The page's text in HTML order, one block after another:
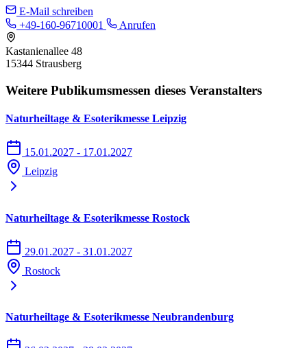
E-Mail schreiben
+49-160-96710001
Anrufen
Kastanienallee 48
15344 Strausberg
Weitere Publikumsmessen dieses Veranstalters
Naturheiltage & Esoterikmesse Leipzig
15.01.2027 - 17.01.2027
Leipzig
Naturheiltage & Esoterikmesse Rostock
29.01.2027 - 31.01.2027
Rostock
Naturheiltage & Esoterikmesse Neubrandenburg